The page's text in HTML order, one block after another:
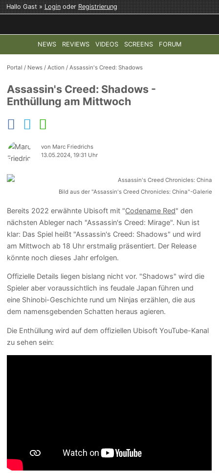
Hallo Gast »LoginoderRegistrierung
NEWS REVIEWS VIDEOS SCREENS FORUM
TOP-THEMEN: COD: MODERN WARFARE 4 HALO:
Portal / News /Action /Assassin's Creed: Shadows
Assassin's Creed: Shadows -
Enthüllung am Mittwoch
von Marc Friedrichs
13.05.2024, 19:31 Uhr
Bild aus der "Assassin's Creed Chronicles: China"-Galerie
Bereits 2022 erwähnte Ubisoft mit "Codename Red" den
nächsten Ableger nach "Assassin's Creed: Mirage". Nun ist
klar: Das Spiel heißt "Assassin's Creed: Shadows" und wird
am Mittwoch ab 18 Uhr erstmalig präsentiert. Der Release
könnte noch dieses Jahr erfolgen.
Offizielle Details liegen bislang nicht vor. "Shadows" wird die
Spieler aber voraussichtlich ins feudale Japan führen und
eine Shinobi-Geschichte rund um Ninjas erzählen, die aus
dem namensgebenden Schatten heraus agieren.
Die Enthüllung wird auf dem offiziellen Ubisoft YouTube-Kanal
zu sehen sein: